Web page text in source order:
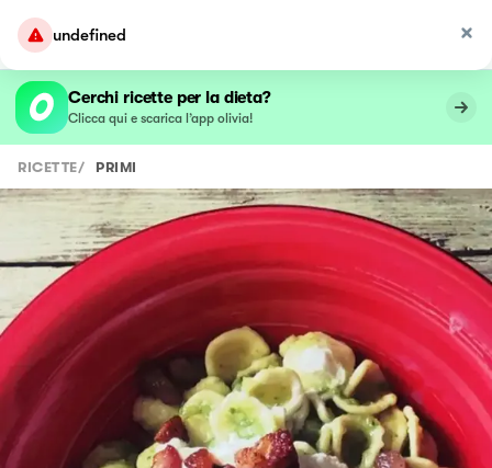
undefined
Cerchi ricette per la dieta?
Clicca qui e scarica l’app olivia!
RICETTE/ PRIMI